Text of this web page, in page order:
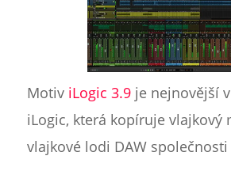
Motiv iLogic 3.9je nejnovější
iLogic, která kopíruje vlajkový
vlajkové lodi DAW společnosti